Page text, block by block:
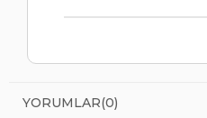
YORUMLAR(0)